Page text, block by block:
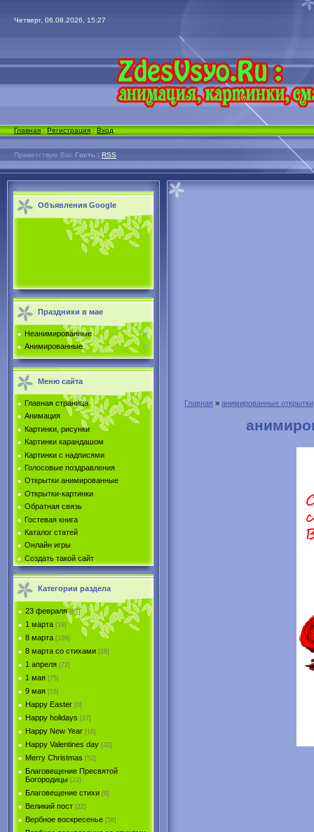
Четверг, 06.08.2026, 15:27
Главная|Регистрация|Вход
Приветствую Вас Гость | RSS
Объявления Google
Праздники в мае
Неанимированные
Анимированные
Меню сайта
Главная страница
Анимация
Картинки, рисунки
Картинки карандашом
Картинки с надписями
Голосовые поздравления
Открытки анимированные
Открытки-картинки
Обратная связь
Гостевая книга
Каталог статей
Онлайн игры
Создать такой сайт
Категории раздела
23 февраля [67]
1 марта [18]
8 марта [109]
8 марта со стихами [16]
1 апреля [72]
1 мая [75]
9 мая [16]
Happy Easter [0]
Happy holidays [27]
Happy New Year [16]
Happy Valentines day [32]
Merry Christmas [52]
Благовещение Пресвятой
Богородицы [22]
Благовещение стихи [8]
Великий пост [22]
Вербное воскресенье [58]
Главная » анимированные открытки